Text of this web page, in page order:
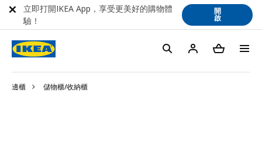
邊櫃 儲物櫃/收納櫃
立即打開IKEA App，享受更美好的購物體
驗！
開
啟